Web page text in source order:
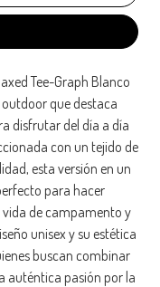
Tee-Graph Blanco
que destaca
disfrutar del día a día
con un tejido de
esta versión en un
para hacer
de campamento y
unisex y su estética
buscan combinar
auténtica pasión por la